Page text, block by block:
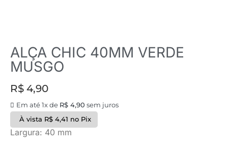
ALÇA CHIC 40MM VERDE
MUSGO
R$ 4,90
Em até 1x de R$ 4,90 sem juros
À vista R$4,41 no Pix
Largura: 40 mm